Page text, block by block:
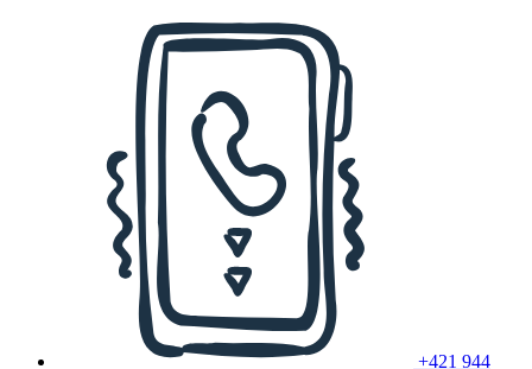
+421 944